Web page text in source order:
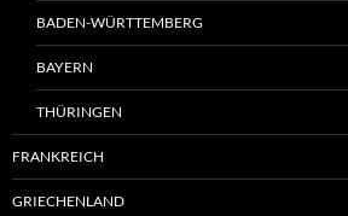
BADEN-WÜRTTEMBERG
BAYERN
THÜRINGEN
FRANKREICH
GRIECHENLAND